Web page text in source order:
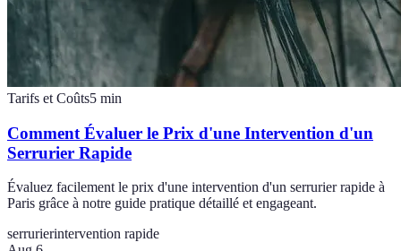
Tarifs et Coûts5 min
Comment Évaluer le Prix d'une Intervention d'un
Serrurier Rapide
Évaluez facilement le prix d'une intervention d'un serrurier rapide à
Paris grâce à notre guide pratique détaillé et engageant.
serrurierintervention rapide